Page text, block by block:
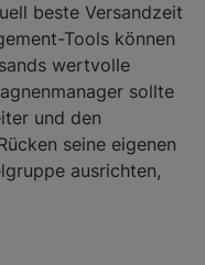
beste Versandzeit
Tools können
wertvolle
sollte
und den
seine eigenen
ausrichten,